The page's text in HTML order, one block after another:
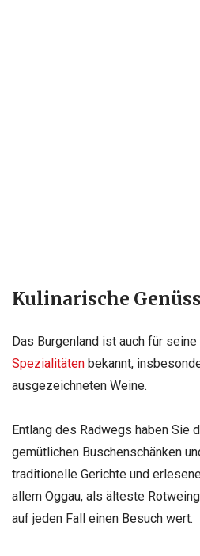
Kulinarische
Das Burgenland ist auch für seine
Spezialitäten bekannt,
ausgezeichneten Weine.
Entlang des Radwegs haben Sie
gemütlichen Buschenschänken
traditionelle Gerichte und
allem Oggau, als älteste
auf jeden Fall einen Besuch wert.